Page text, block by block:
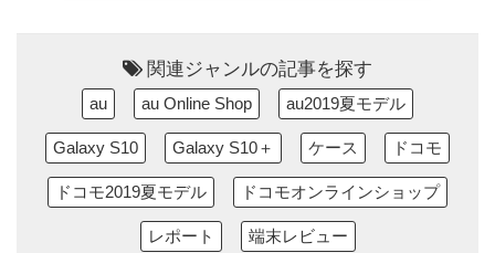
関連ジャンルの記事を探す
au au Online Shop au2019夏モデル
Galaxy S10 Galaxy S10＋ ケース ドコモ
ドコモ2019夏モデル ドコモオンラインショップ
レポート 端末レビュー